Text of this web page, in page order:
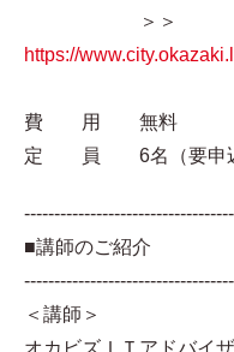
＞＞
https://
費 用 無料
定 員 6名（要申込・
■講師のご紹介
＜講師＞
オカビズＩＴアドバイ